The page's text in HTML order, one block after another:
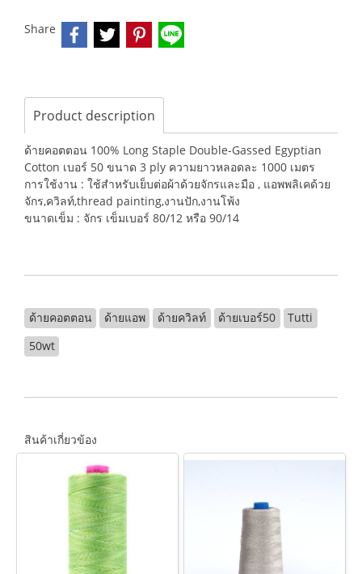
Share
Product description
ด้ายคอตตอน 100% Long Staple Double-Gassed Egyptian
Cotton เบอร์ 50 ขนาด 3 ply ความยาวหลอดละ 1000 เมตร
การใช้งาน : ใช้สำหรับเย็บต่อผ้าด้วยจักรและมือ , แอพพลิเคด้วย
จักร,ควิลท์,thread painting,งานปัก,งานโพ้ง
ขนาดเข็ม : จักร เข็มเบอร์ 80/12 หรือ 90/14
ด้ายคอตตอน ด้ายแอพ ด้ายควิลท์ ด้ายเบอร์50
Tutti
50wt
สินค้าเกี่ยวข้อง